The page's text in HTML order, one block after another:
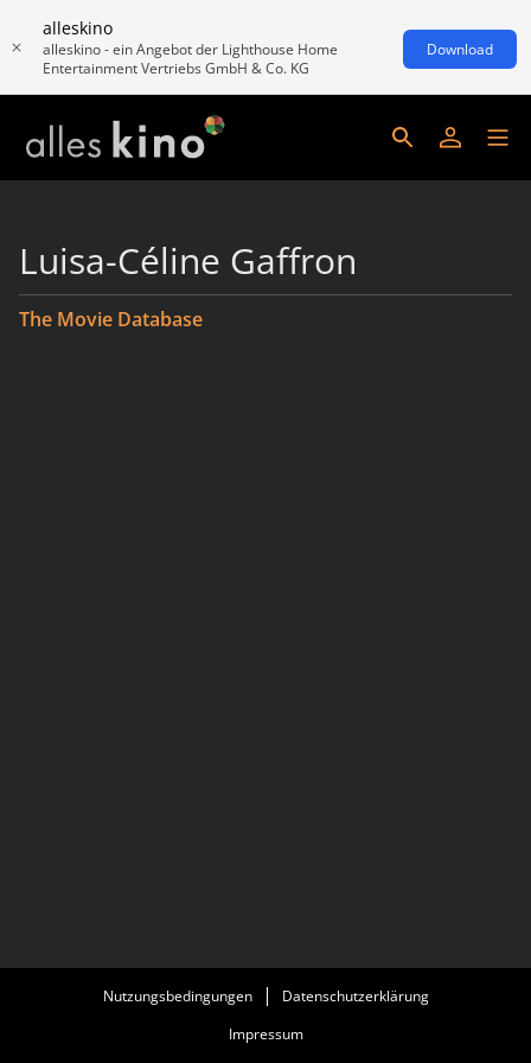
alleskino
alleskino - ein Angebot der Lighthouse Home
Entertainment Vertriebs GmbH & Co. KG
Download
Luisa-Céline Gaffron
The Movie Database
Nutzungsbedingungen
Datenschutzerklärung
Impressum